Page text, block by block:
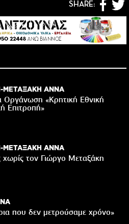
SHARE:
ΜΕΤΑΞΑΚΗ ΑΝΝΑ
Οργάνωση «Κρητική Εθνική
Eπιτροπή»
ΜΕΤΑΞΑΚΗ ΑΝΝΑ
τον Γιώργο Μεταξάκη
που δεν μετρούσαμε χρόνο»